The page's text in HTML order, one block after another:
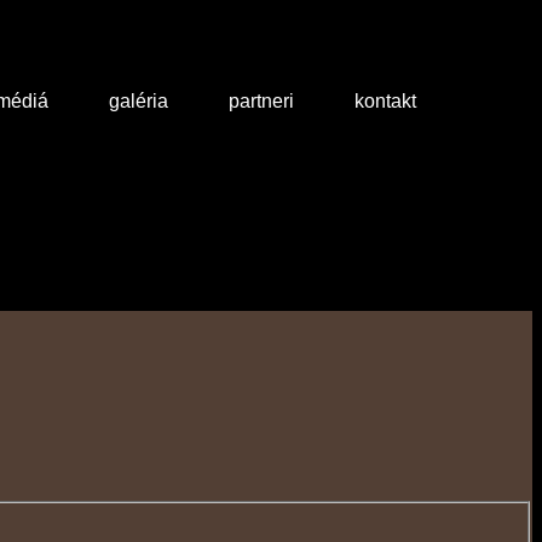
galéria partneri kontakt